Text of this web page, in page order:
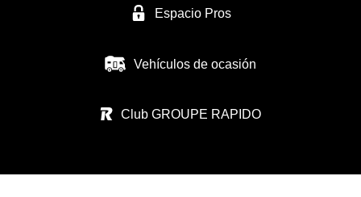
CARAVANAS EUROPEAS SL
31119 IMARCOAIN
Espacio Pros
Vehículos de ocasión
Club GROUPE RAPIDO